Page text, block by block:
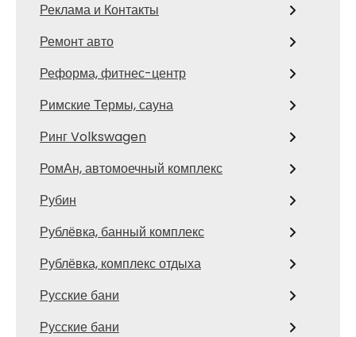
Реклама и Контакты
Ремонт авто
Реформа, фитнес-центр
Римские Термы, сауна
Ринг Volkswagen
РомАн, автомоечный комплекс
Рубин
Рублёвка, банный комплекс
Рублёвка, комплекс отдыха
Русские бани
Русские бани